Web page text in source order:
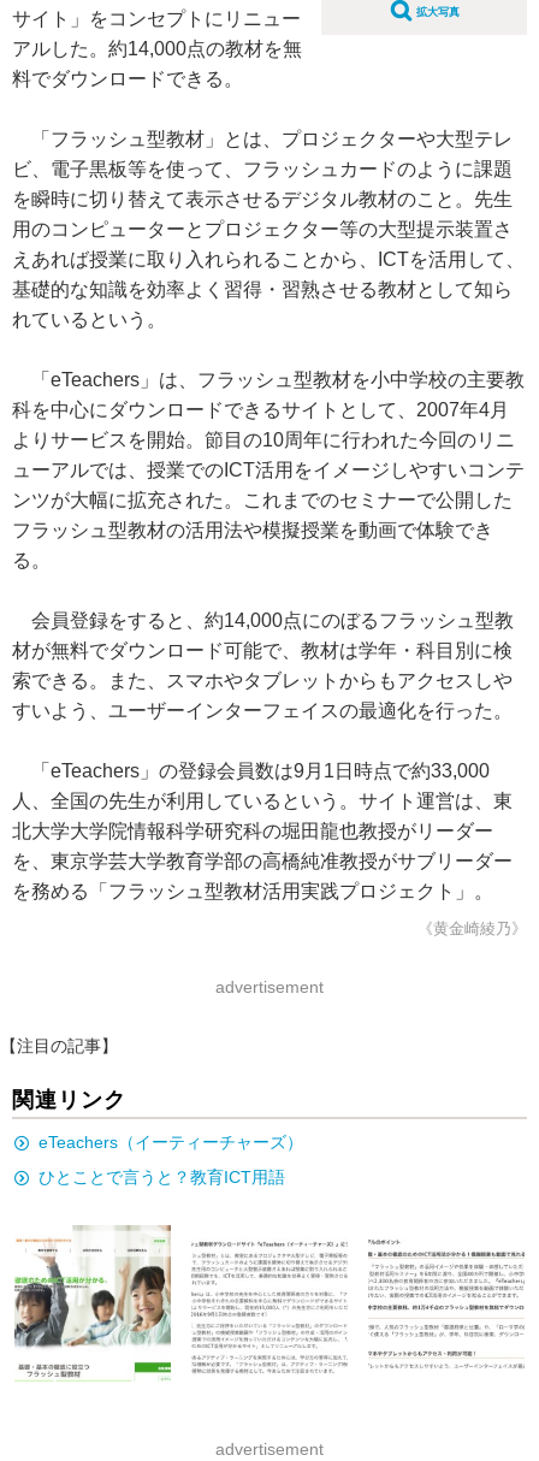
拡大写真
サイト」をコンセプトにリニュー
アルした。約14,000点の教材を無
料でダウンロードできる。
「フラッシュ型教材」とは、プロジェクターや大型テレ
ビ、電子黒板等を使って、フラッシュカードのように課題
を瞬時に切り替えて表示させるデジタル教材のこと。先生
用のコンピューターとプロジェクター等の大型提示装置さ
えあれば授業に取り入れられることから、ICTを活用して、
基礎的な知識を効率よく習得・習熟させる教材として知ら
れているという。
「eTeachers」は、フラッシュ型教材を小中学校の主要教
科を中心にダウンロードできるサイトとして、2007年4月
よりサービスを開始。節目の10周年に行われた今回のリニ
ューアルでは、授業でのICT活用をイメージしやすいコンテ
ンツが大幅に拡充された。これまでのセミナーで公開した
フラッシュ型教材の活用法や模擬授業を動画で体験でき
る。
会員登録をすると、約14,000点にのぼるフラッシュ型教
材が無料でダウンロード可能で、教材は学年・科目別に検
索できる。また、スマホやタブレットからもアクセスしや
すいよう、ユーザーインターフェイスの最適化を行った。
「eTeachers」の登録会員数は9月1日時点で約33,000
人、全国の先生が利用しているという。サイト運営は、東
北大学大学院情報科学研究科の堀田龍也教授がリーダー
を、東京学芸大学教育学部の高橋純准教授がサブリーダー
を務める「フラッシュ型教材活用実践プロジェクト」。
《黄金崎綾乃》
advertisement
【注目の記事】
関連リンク
eTeachers（イーティーチャーズ）
ひとことで言うと？教育ICT用語
advertisement